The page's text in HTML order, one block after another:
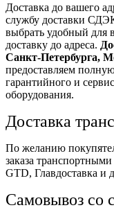
Доставка до вашего
службу доставки
выбрать удобный для
доставку до адреса.
Санкт-Петербурга,
предоставляем
гарантийного и
оборудования.
Доставка
По желанию
заказа
GTD, Главдоставка и
Самовывоз со